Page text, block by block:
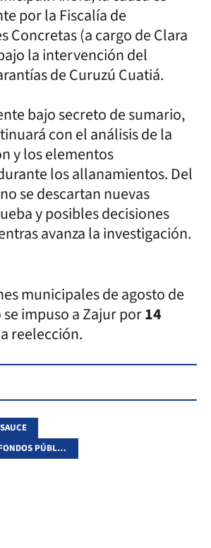
por la Fiscalía de
Concretas (a cargo de Clara
la intervención del
de Curuzú Cuatiá.
bajo secreto de sumario,
con el análisis de la
y los elementos
los allanamientos. Del
se descartan nuevas
y posibles decisiones
avanza la investigación.
municipales de agosto de
impuso a Zajur por14
reelección.
MALVERSACIÓN DE FONDOS PÚBLICOS